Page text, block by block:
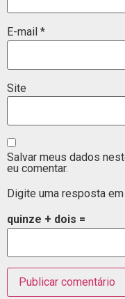
E-mail *
Site
Salvar meus dados
eu comentar.
Digite uma resposta
quinze + dois =